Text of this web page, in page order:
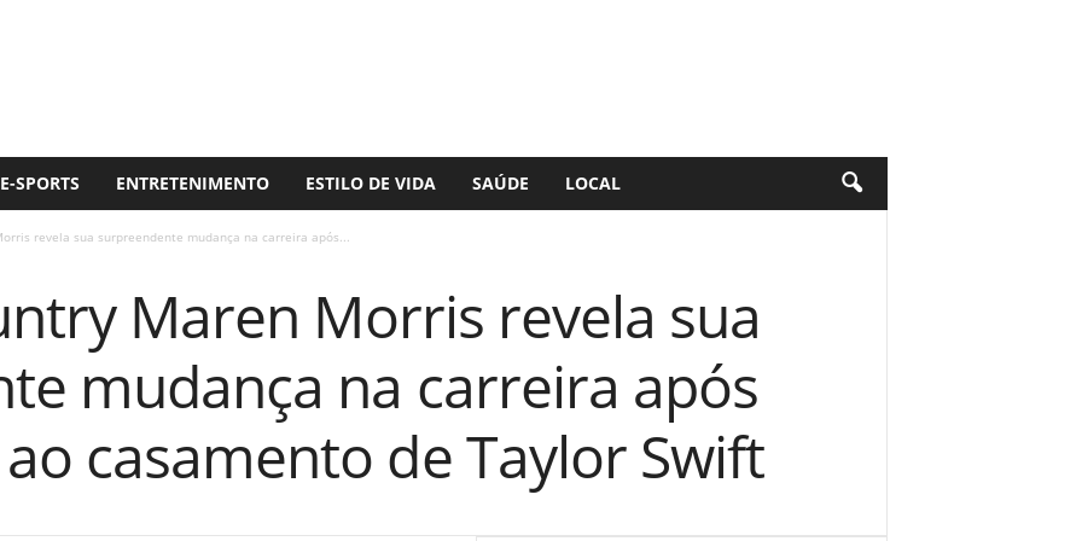
E-SPORTS ENTRETENIMENTO ESTILO DE VIDA SAÚDE LOCAL
revela sua surpreendente mudança na carreira após...
Maren Morris revela sua
mudança na carreira após
casamento de Taylor Swift